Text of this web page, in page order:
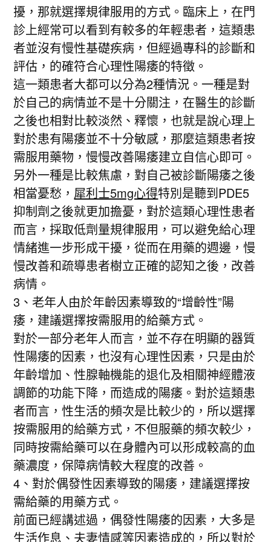
擾，那就選擇規律服用的方式。臨床上，在門
診上經常可以看到有較多的年輕患者，這類患
者並沒有慢性基礎疾病，但經過專科的診斷和
評估，的確符合心理性陽痿的特徵。
這一類患者大都可以分為2種情況。一種是對
於自己的病情並不是十分關注，在醫生的診斷
之後也相對比較淡然、釋懷，也就是說心理上
對於患有陽痿並不十分敏感，那麼這類患者按
需服用藥物，慢慢改善陽痿建立自信心即可。
另外一種是比較焦慮，對自己被診斷陽痿之後
相當憂愁， 犀利士5mg心得特別是聽到PDE5
抑制劑之後就更加擔憂，對於這類心理性患者
而言，採取低劑量規律服用，可以避免給心理
情緒進一步形成干擾，從而在用藥的週邊，慢
慢改善和疏導患者樹立正確的認知之後，改善
病情。
3、老年人由於年齡因素導致的“增齡性”陽
痿，建議選擇按需服用的給藥方式。
對於一部分老年人而言，並不存在明顯的器質
性陽痿的因素，也沒有心理性因素，只是由於
年齡增加、性腺軸機能的退化及相關神經體液
調節的功能下降，而造成的陽痿。對於這類患
者而言，性生活的頻次是比較少的，所以選擇
按需服用的給藥方式，不但服藥的頻次較少，
同時按需給藥可以在身體內可以形成較高的血
藥濃度，保障病情較大程度的改善。
4、對於偶發性因素導致的陽痿，建議選擇按
需給藥的用藥方式。
前面已經講述過，偶發性陽痿的因素，大多是
生活作息、夫妻情感等因素造成的，所以對於